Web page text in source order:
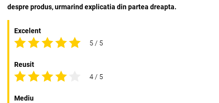
despre produs, urmarind explicatia din partea dreapta.
Excelent
5 / 5
Reusit
4 / 5
Mediu